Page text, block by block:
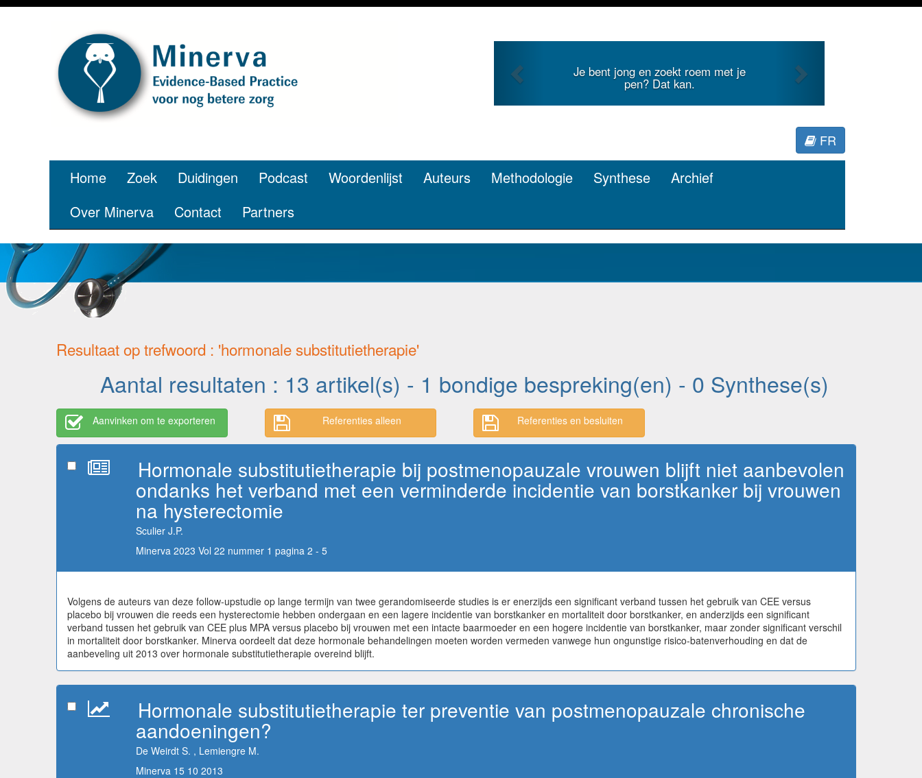
Je duidt internationale literatuur voor
Minerva.
FR
Home Zoek Duidingen Podcast Woordenlijst Auteurs Methodologie Synthese
Archief
Over Minerva
Contact Partners
Resultaat op trefwoord : 'hormonale substitutietherapie'
Aantal resultaten : 13 artikel(s) - 1 bondige bespreking(en) - 0 Synthese(s)
Aanvinken om te exporteren Referenties alleen Referenties en besluiten
Hormonale substitutietherapie bij postmenopauzale vrouwen blijft niet aanbevolen
ondanks het verband met een verminderde incidentie van borstkanker bij vrouwen
na hysterectomie
Sculier J.P.
Minerva 2023 Vol 22 nummer 1 pagina 2 - 5
Volgens de auteurs van deze follow-upstudie op lange termijn van twee gerandomiseerde studies is er enerzijds een significant verband tussen het gebruik van CEE versus
placebo bij vrouwen die reeds een hysterectomie hebben ondergaan en een lagere incidentie van borstkanker en mortaliteit door borstkanker, en anderzijds een significant
verband tussen het gebruik van CEE plus MPA versus placebo bij vrouwen met een intacte baarmoeder en een hogere incidentie van borstkanker, maar zonder significant verschil
in mortaliteit door borstkanker. Minerva oordeelt dat deze hormonale behandelingen moeten worden vermeden vanwege hun ongunstige risico-batenverhouding en dat de
aanbeveling uit 2013 over hormonale substitutietherapie overeind blijft.
Hormonale substitutietherapie ter preventie van postmenopauzale chronische
aandoeningen?
De Weirdt S. , Lemiengre M.
Minerva 15 10 2013